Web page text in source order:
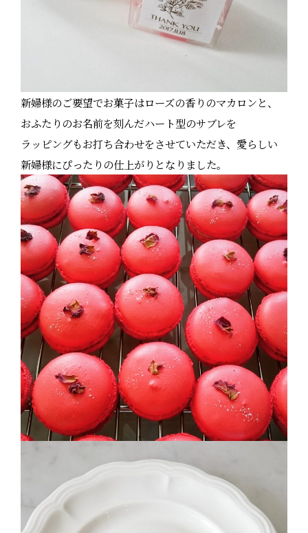
新婦様のご要望でお菓子はローズの香りのマカロンと、
おふたりのお名前を刻んだハート型のサブレを
ラッピングもお打ち合わせをさせていただき、愛らしい
新婦様にぴったりの仕上がりとなりました。